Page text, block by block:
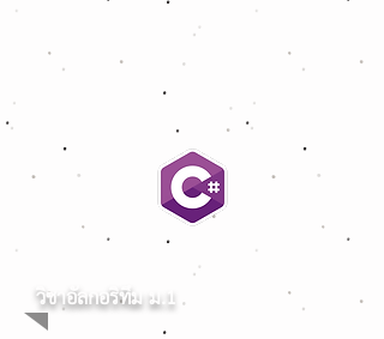
วิชาอัลกอริทึม ม.1